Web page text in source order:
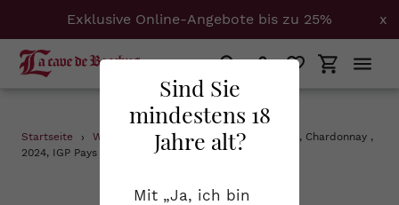
Sind Sie
mindestens 18
Jahre alt?
Mit „Ja, ich bin
Direkt
zum
Exklusive Online-Angebote bis zu 25% x
Einloggen
Startseite › Weine des Monats ›
Moulin de Gassac, Chardonnay ,
2024, IGP Pays d'Hérault, 0,75 l